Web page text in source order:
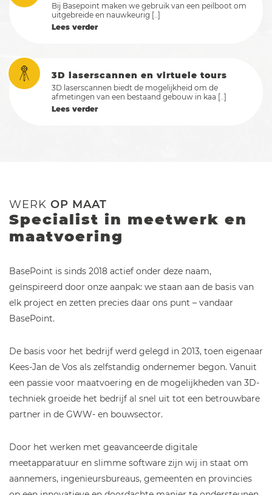
Bij Basepoint maken we gebruik van een peilboot om
uitgebreide en nauwkeurig [..]
Lees verder
3D laserscannen en virtuele tours
3D laserscannen biedt de mogelijkheid om de
afmetingen van een bestaand gebouw in kaa [..]
Lees verder
WERK OP MAAT
Specialist in meetwerk en
maatvoering
BasePoint is sinds 2018 actief onder deze naam,
geïnspireerd door onze aanpak: we staan aan de basis van
elk project en zetten precies daar ons punt – vandaar
BasePoint.
De basis voor het bedrijf werd gelegd in 2013, toen eigenaar
Kees-Jan de Vos als zelfstandig ondernemer begon. Vanuit
een passie voor maatvoering en de mogelijkheden van 3D-
techniek groeide het bedrijf al snel uit tot een betrouwbare
partner in de GWW- en bouwsector.
Door het werken met geavanceerde digitale
meetapparatuur en slimme software zijn wij in staat om
aannemers, ingenieursbureaus, gemeenten en provincies